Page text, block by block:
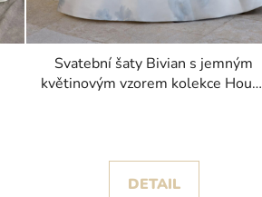
Svatební šaty Bivian s jemným
květinovým vzorem kolekce House
DETAIL